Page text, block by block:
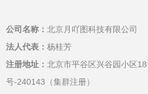
公司名称： 北京月吖图科技有限公司
法人代表： 杨桂芳
注册地址： 北京市平谷区兴谷园小区
号-240143（集群注册）